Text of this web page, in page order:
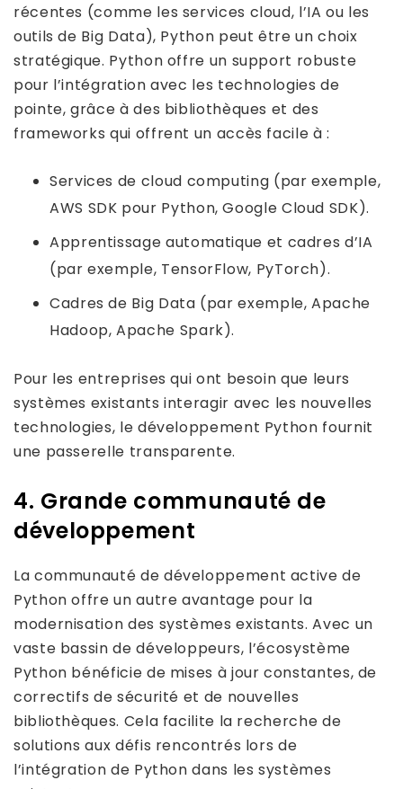
récentes (comme les services cloud, l’IA ou les
outils de Big Data), Python peut être un choix
stratégique. Python offre un support robuste
pour l’intégration avec les technologies de
pointe, grâce à des bibliothèques et des
frameworks qui offrent un accès facile à :
Services de cloud computing (par exemple,
AWS SDK pour Python, Google Cloud SDK).
Apprentissage automatique et cadres d’IA
(par exemple, TensorFlow, PyTorch).
Cadres de Big Data (par exemple, Apache
Hadoop, Apache Spark).
Pour les entreprises qui ont besoin que leurs
systèmes existants interagir avec les nouvelles
technologies, le développement Python fournit
une passerelle transparente.
4. Grande communauté de
développement
La communauté de développement active de
Python offre un autre avantage pour la
modernisation des systèmes existants. Avec un
vaste bassin de développeurs, l’écosystème
Python bénéficie de mises à jour constantes, de
correctifs de sécurité et de nouvelles
bibliothèques. Cela facilite la recherche de
solutions aux défis rencontrés lors de
l’intégration de Python dans les systèmes